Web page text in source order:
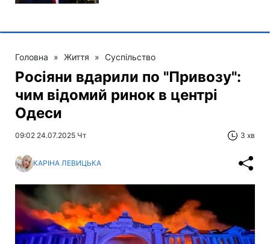
Головна » Життя » Суспільство
Росіяни вдарили по "Привозу":
чим відомий ринок в центрі
Одеси
09:02 24.07.2025 Чт 3 хв
КАРІНА ЛЕВИЦЬКА